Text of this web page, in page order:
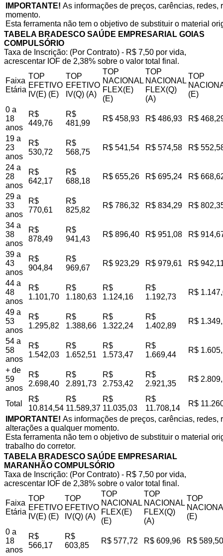
IMPORTANTE! As informações de preços, carências,
momento.
Esta ferramenta não tem o objetivo de substituir o material
TABELA BRADESCO SAÚDE EMPRESARIAL GOIAS
COMPULSÓRIO
Taxa de Inscrição: (Por Contrato) - R$ 7,50 por vida,
acrescentar IOF de 2,38% sobre o valor total final.
Faixa
Etária
TOP
EFETIVO
IV(E) (E)
TOP
EFETIVO
IV(Q) (A)
TOP
NACIONAL
FLEX(E)
(E)
TOP
NACIONAL
FLEX(Q)
(A)
TOP
(E)
0 a
18
anos
R$
449,76
R$
481,99
R$ 458,93 R$ 486,93 R$
19 a
23
anos
R$
530,72
R$
568,75
R$ 541,54 R$ 574,58 R$
24 a
28
anos
R$
642,17
R$
688,18
R$ 655,26 R$ 695,24 R$
29 a
33
anos
R$
770,61
R$
825,82
R$ 786,32 R$ 834,29 R$
34 a
38
anos
R$
878,49
R$
941,43
R$ 896,40 R$ 951,08 R$
39 a
43
anos
R$
904,84
R$
969,67
R$ 923,29 R$ 979,61 R$
44 a
48
anos
R$
1.101,70
R$
1.180,63
R$
1.124,16
R$
1.192,73
R$
49 a
53
anos
R$
1.295,82
R$
1.388,66
R$
1.322,24
R$
1.402,89
R$
54 a
58
anos
R$
1.542,03
R$
1.652,51
R$
1.573,47
R$
1.669,44
R$
+ de
59
anos
R$
2.698,40
R$
2.891,73
R$
2.753,42
R$
2.921,35
R$
Total
R$
10.814,54
R$
11.589,37
R$
11.035,03
R$
11.708,14
R$
IMPORTANTE! As informações de preços, carências,
alterações a qualquer momento.
Esta ferramenta não tem o objetivo de substituir o material
trabalho do corretor.
TABELA BRADESCO SAÚDE EMPRESARIAL
MARANHÃO COMPULSÓRIO
Taxa de Inscrição: (Por Contrato) - R$ 7,50 por vida,
acrescentar IOF de 2,38% sobre o valor total final.
Faixa
Etária
TOP
EFETIVO
IV(E) (E)
TOP
EFETIVO
IV(Q) (A)
TOP
NACIONAL
FLEX(E)
(E)
TOP
NACIONAL
FLEX(Q)
(A)
TOP
(E)
0 a
18
anos
R$
566,17
R$
603,85
R$ 577,72 R$ 609,96 R$ 589,50